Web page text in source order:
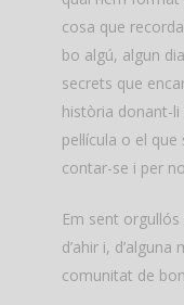
cosa que
bo algú, algun
secrets que
història donant-li
pel·lícula o el
contar-se i per
Em sent
d’ahir i,
comunitat de